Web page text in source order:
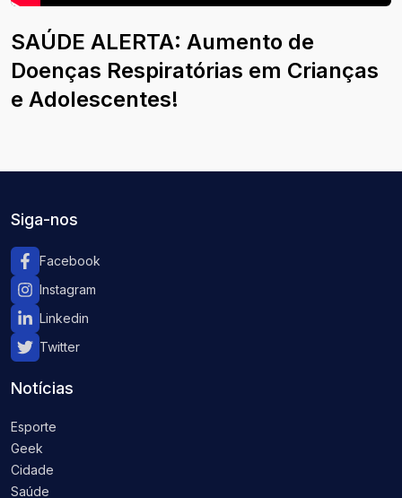
SAÚDE ALERTA: Aumento de
Doenças Respiratórias em Crianças
e Adolescentes!
Siga-nos
Facebook
Instagram
Linkedin
Twitter
Notícias
Esporte
Geek
Cidade
Saúde